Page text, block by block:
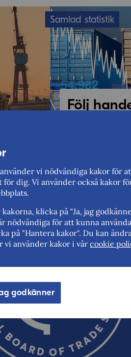
Samlad statistik
Följ
Sveriges,
vi nödvändiga kakor för
dig. Vi använder också kakor
klicka på "Ja, jag
nödvändiga för att kunna
på "Hantera kakor". Du kan
vi använder kakor i vårcookie
godkänner